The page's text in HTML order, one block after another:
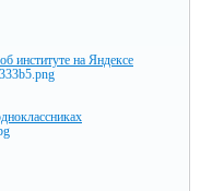
институте на Яндексе